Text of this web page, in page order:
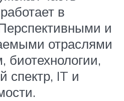
в
и
отраслями
биотехнологии,
спектр, IT и